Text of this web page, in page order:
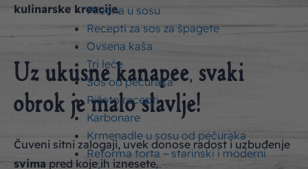
Piletina u sosu
Recepti za sos za špagete
Ovsena kaša
Tri leće
Sos od pečuraka
Rižoto recepti
Karbonare
Krmenadle u sosu od pečuraka
Reforma torta – starinski i moderni
kulinarske kreacije.
Uz ukusne kanapee, svaki
obrok je malo slavlje!
Čuveni sitni zalogaji, uvek donose radost i uzbuđenje
svima pred koje ih iznesete.